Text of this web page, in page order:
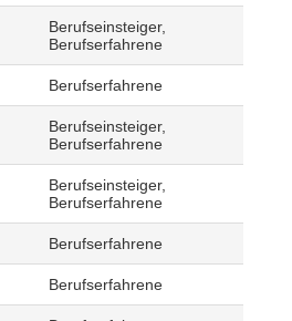
Berufseinsteiger,
Berufserfahrene
Berufserfahrene
Berufseinsteiger,
Berufserfahrene
Berufseinsteiger,
Berufserfahrene
Berufserfahrene
Berufserfahrene